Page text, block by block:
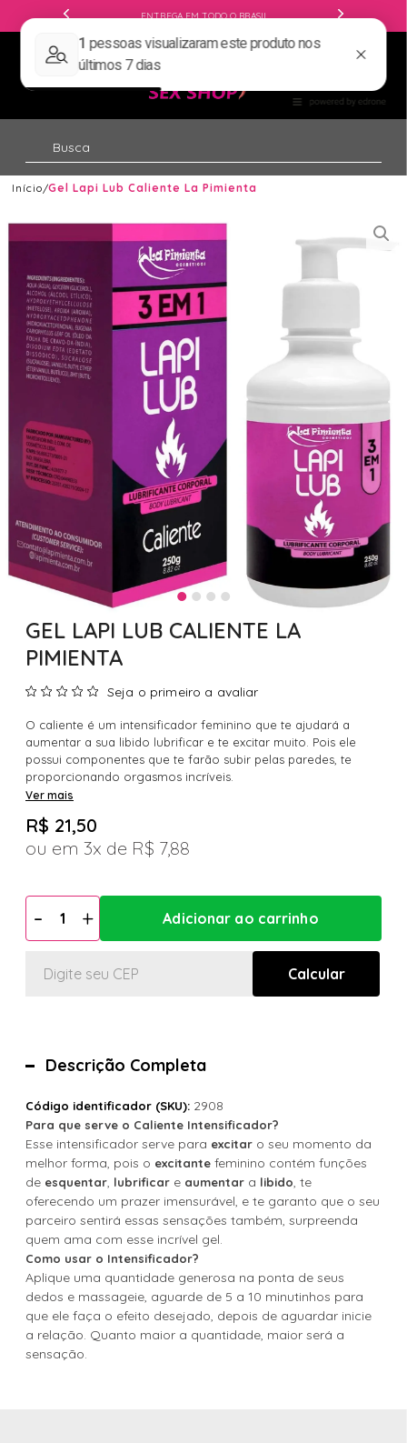
ENTREGA EM TODO O BRASIL
Início Gel Lapi Lub Caliente La Pimienta
GEL LAPI LUB CALIENTE LA
PIMIENTA
Seja o primeiro a avaliar
O caliente é um intensificador feminino que te ajudará a
aumentar a sua libido lubrificar e te excitar muito. Pois ele
possui componentes que te farão subir pelas paredes, te
proporcionando orgasmos incríveis.
Ver mais
R$ 21,50
3x
R$ 7,88
Descrição Completa
Código identificador (SKU): 2908
Para que serve o Caliente Intensificador?
Esse intensificador serve para excitar o seu momento da
melhor forma, pois o excitante feminino contém funções
de esquentar, lubrificar e aumentar a libido, te
oferecendo um prazer imensurável, e te garanto que o seu
parceiro sentirá essas sensações também, surpreenda
quem ama com esse incrível gel.
Como usar o Intensificador?
Aplique uma quantidade generosa na ponta de seus
dedos e massageie, aguarde de 5 a 10 minutinhos para
que ele faça o efeito desejado, depois de aguardar inicie
a relação. Quanto maior a quantidade, maior será a
sensação.